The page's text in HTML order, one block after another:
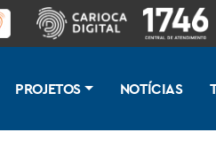
PROJETOS NOTÍCIAS